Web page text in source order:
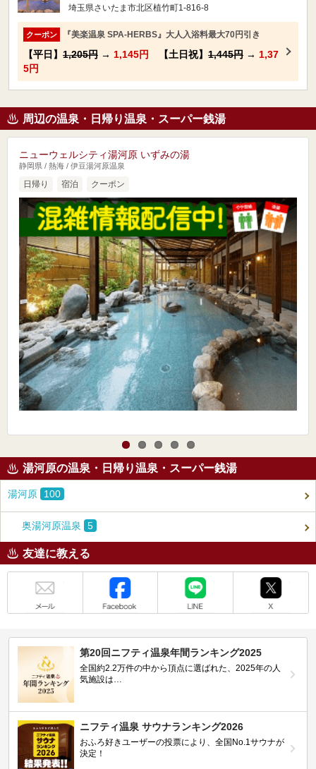
埼玉県さいたま市北区植竹町1-816-8
クーポン 『美楽温泉 SPA-HERBS』大人入浴料最大70円引き
【平日】 1,205円 → 1,145円 【土日祝】 1,445円 → 1,37
5円
周辺の温泉・日帰り温泉・スーパー銭湯
ニューウェルシティ湯河原 いずみの湯
静岡県 / 熱海 / 伊豆湯河原温泉
日帰り 宿泊 クーポン
湯河原の温泉・日帰り温泉・スーパー銭湯
湯河原 100
奥湯河原温泉 5
友達に教える
第20回ニフティ温泉年間ランキング2025
全国約2.2万件の中から頂点に選ばれた、2025年の人
気施設は…
ニフティ温泉 サウナランキング2026
おふろ好きユーザーの投票により、全国No.1サウナが
決定！